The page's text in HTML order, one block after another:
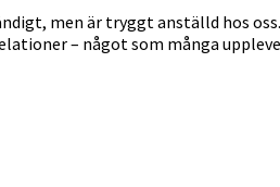
men är tryggt anställd hos oss.
– något som många